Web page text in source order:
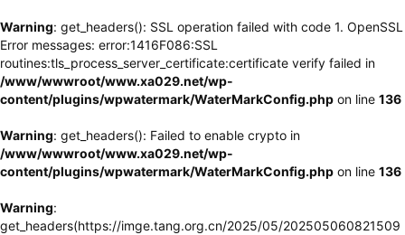
Warning: get_headers(): SSL operation failed with code 1. OpenSSL
Error messages: error:1416F086:SSL
routines:tls_process_server_certificate:certificate verify failed in
/www/wwwroot/www.xa029.net/wp-
content/plugins/wpwatermark/WaterMarkConfig.php on line 136
Warning: get_headers(): Failed to enable crypto in
/www/wwwroot/www.xa029.net/wp-
content/plugins/wpwatermark/WaterMarkConfig.php on line 136
Warning:
get_headers(https://imge.tang.org.cn/2025/05/202505060821509